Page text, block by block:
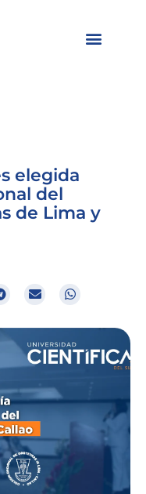
elegida
del
de Lima y